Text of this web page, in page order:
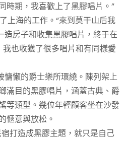
時期，我喜歡上了黑膠唱片。”
海的工作。“來到莫干山后我
房子和收集黑膠唱片，終于在
我也收獲了很多唱片和有同樣愛
懶的爵士樂所環繞。陳列架上
滿目的黑膠唱片，涵蓋古典、爵
等類型。幾位年輕顧客坐在沙發
愜意與放松。
打造成黑膠主題，就只是自己